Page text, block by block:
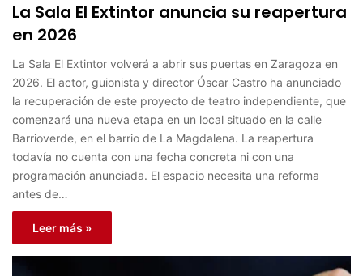
La Sala El Extintor anuncia su reapertura
en 2026
La Sala El Extintor volverá a abrir sus puertas en Zaragoza en
2026. El actor, guionista y director Óscar Castro ha anunciado
la recuperación de este proyecto de teatro independiente, que
comenzará una nueva etapa en un local situado en la calle
Barrioverde, en el barrio de La Magdalena. La reapertura
todavía no cuenta con una fecha concreta ni con una
programación anunciada. El espacio necesita una reforma
antes de…
Leer más »